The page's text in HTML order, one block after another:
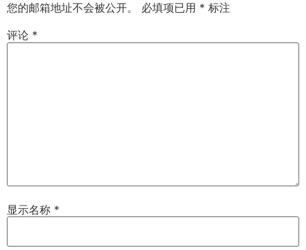
您的邮箱地址不会被公开。 必填项已用 * 标注
评论 *
显示名称 *